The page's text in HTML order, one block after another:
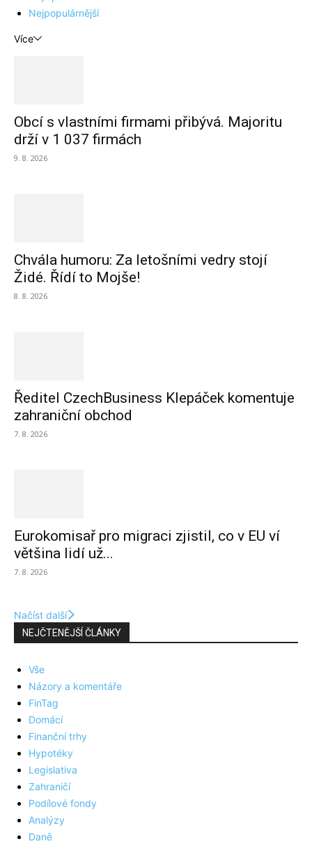
Nejpopulárnější
Více
Obcí s vlastními firmami přibývá. Majoritu
drží v 1 037 firmách
9. 8. 2026
Chvála humoru: Za letošními vedry stojí
Židé. Řídí to Mojše!
8. 8. 2026
Ředitel CzechBusiness Klepáček komentuje
zahraniční obchod
7. 8. 2026
Eurokomisař pro migraci zjistil, co v EU ví
většina lidí už...
7. 8. 2026
Načíst další
NEJČTENĚJŠÍ ČLÁNKY
Vše
Názory a komentáře
FinTag
Domácí
Finanční trhy
Hypotéky
Legislativa
Zahraničí
Podílové fondy
Analýzy
Daně